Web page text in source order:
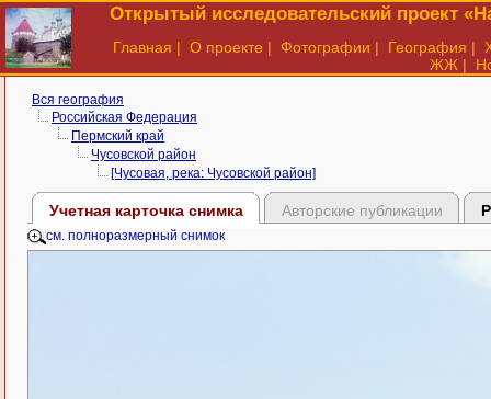
Открытый исследовательский проект
Главная | О проекте | Фотографии | География |
ЖЖ |
Вся география
Российская Федерация
Пермский край
Чусовской район
[Чусовая, река: Чусовской район]
Учетная карточка снимка Авторские публикации
см. полноразмерный снимок